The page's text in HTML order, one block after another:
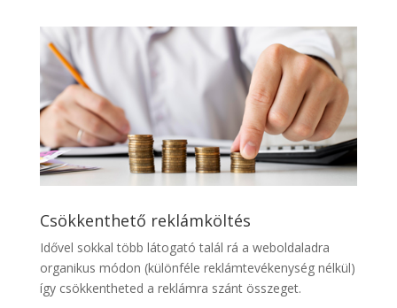
Csökkenthető reklámköltés
Idővel sokkal több látogató talál rá a weboldaladra
organikus módon (különféle reklámtevékenység nélkül)
így csökkentheted a reklámra szánt összeget.